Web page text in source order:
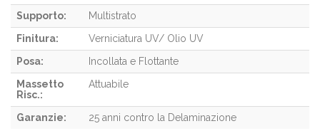
Supporto:
Multistrato
Finitura:
Verniciatura UV/ Olio UV
Posa:
Incollata e Flottante
Massetto
Risc.:
Attuabile
Garanzie: 25 anni contro la Delaminazione